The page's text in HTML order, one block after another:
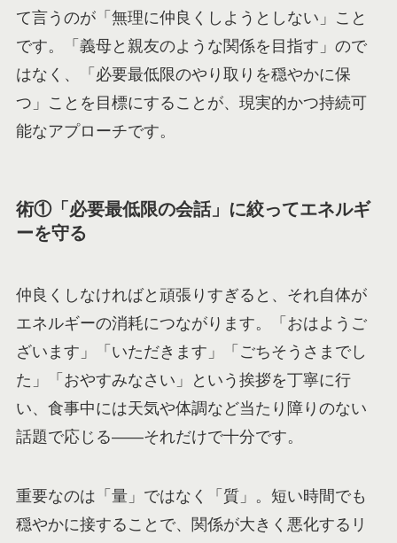
て言うのが「無理に仲良くしようとしない」こと
です。「義母と親友のような関係を目指す」ので
はなく、「必要最低限のやり取りを穏やかに保
つ」ことを目標にすることが、現実的かつ持続可
能なアプローチです。
術①「必要最低限の会話」に絞ってエネルギ
ーを守る
仲良くしなければと頑張りすぎると、それ自体が
エネルギーの消耗につながります。「おはようご
ざいます」「いただきます」「ごちそうさまでし
た」「おやすみなさい」という挨拶を丁寧に行
い、食事中には天気や体調など当たり障りのない
話題で応じる——それだけで十分です。
重要なのは「量」ではなく「質」。短い時間でも
穏やかに接することで、関係が大きく悪化するリ